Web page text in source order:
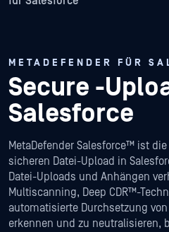
METADEFENDER FÜR
Secure -
Salesforce
MetaDefender Salesforce™ ist die
sicheren Datei-Upload in
Datei-Uploads und Anhängen
Multiscanning, Deep CDR™-
automatisierte Durchsetzung
erkennen und zu neutralisieren,